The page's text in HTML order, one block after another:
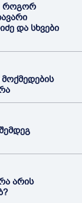
როგორ
და სხვები
არის